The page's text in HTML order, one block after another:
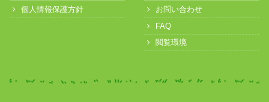
個人情報保護方針
お問い合わせ
FAQ
閲覧環境